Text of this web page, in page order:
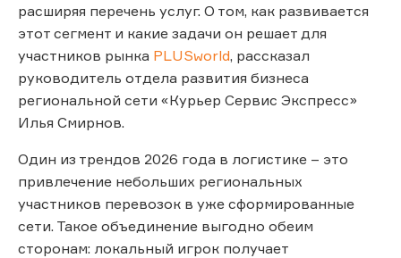
расширяя перечень услуг. О том, как развивается
этот сегмент и какие задачи он решает для
участников рынка PLUSworld, рассказал
руководитель отдела развития бизнеса
региональной сети «Курьер Сервис Экспресс»
Илья Смирнов.
Один из трендов 2026 года в логистике – это
привлечение небольших региональных
участников перевозок в уже сформированные
сети. Такое объединение выгодно обеим
сторонам: локальный игрок получает